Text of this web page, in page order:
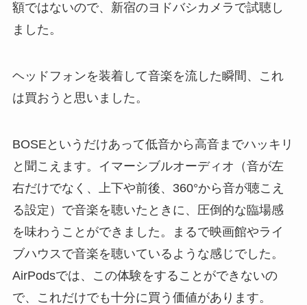
額ではないので、新宿のヨドバシカメラで試聴し
ました。
ヘッドフォンを装着して音楽を流した瞬間、これ
は買おうと思いました。
BOSEというだけあって低音から高音までハッキリ
と聞こえます。イマーシブルオーディオ（音が左
右だけでなく、上下や前後、360°から音が聴こえ
る設定）で音楽を聴いたときに、圧倒的な臨場感
を味わうことができました。まるで映画館やライ
ブハウスで音楽を聴いているような感じでした。
AirPodsでは、この体験をすることができないの
で、これだけでも十分に買う価値があります。